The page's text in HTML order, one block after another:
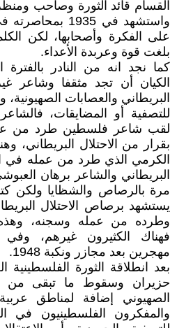
القسام قائد الثورة وصاحب
واستشهد في
على الفكرة وأصحابها، لكن
بلغت قوة وعربدة الأعداء.
كما نجد انه من النادر
الكيان أن تجد مثقفا وشاعر
البريطاني والعصابات الصهيونية،
للتصفية أو المضايقات،
لقب شاعر فلسطين طرد من
بقرار من الاحتلال البريطاني،
الكرمي الذي طرد من عمله في
البريطاني والشاعر برهان
مرة بالرصاص والشظايا ولكن
يستشهد برصاص الاحتلال
وطرده من عمله وسجنه،
فهناك الكثيرون غيرهم، وفي
مهجرين بعد مجازر ونكبة 1948.
بعد انطلاقة الثورة الفلسطينية
حزيران وسقوط ما تبقى من
الصهيوني إضافة لمناطق
والمفكرون الفلسطينيون في